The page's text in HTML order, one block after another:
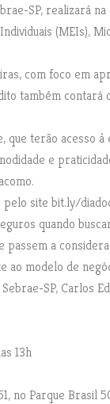
SP, realizará
(MEIs),
com foco em
também
que terão acesso
e
site bit.ly/
quando
a
modelo de
SP, Carlos
13h
no Parque Brasil